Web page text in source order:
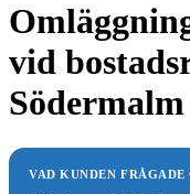
vid
Södermalm
VAD KUNDEN FRÅGADE